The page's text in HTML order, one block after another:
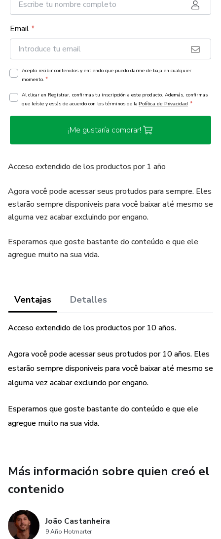
Email*
Acepto recibir contenidos y entiendo que puedo darme de baja en cualquier
momento. *
Al clicar en Registrar, confirmas tu inscripción a este producto. Además, confirmas
que leíste y estás de acuerdo con los términos de la Política de Privacidad *
¡Me gustaría comprar!
Acceso extendido de los productos por 1 año
Agora você pode acessar seus protudos para sempre. Eles
estarão sempre disponiveis para você baixar até mesmo se
alguma vez acabar excluindo por engano.
Esperamos que goste bastante do conteúdo e que ele
agregue muito na sua vida.
Ventajas Detalles
Acceso extendido de los productos por 10 años.
Agora você pode acessar seus protudos por 10 años. Eles
estarão sempre disponiveis para você baixar até mesmo se
alguma vez acabar excluindo por engano.
Esperamos que goste bastante do conteúdo e que ele
agregue muito na sua vida.
Más información sobre quien creó el
contenido
João Castanheira
9 Año Hotmarter